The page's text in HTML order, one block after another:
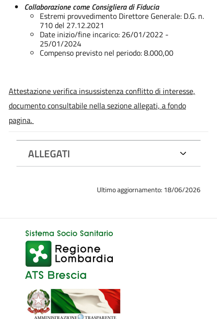
Collaborazione come Consigliera di Fiducia
Estremi provvedimento Direttore Generale: D.G. n.
710 del 27.12.2021
Date inizio/fine incarico: 26/01/2022 -
25/01/2024
Compenso previsto nel periodo: 8.000,00
Attestazione verifica insussistenza conflitto di interesse,
documento consultabile nella sezione allegati, a fondo
pagina.
ALLEGATI
Ultimo aggiornamento: 18/06/2026